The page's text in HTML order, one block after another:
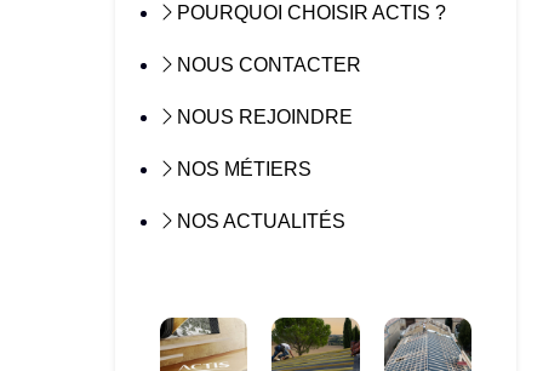
POURQUOI CHOISIR ACTIS ?
NOUS CONTACTER
NOUS REJOINDRE
NOS MÉTIERS
NOS ACTUALITÉS